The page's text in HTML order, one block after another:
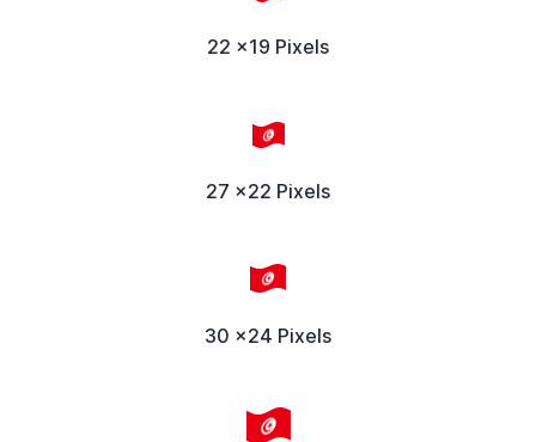
22 x19 Pixels
27 x22 Pixels
30 x24 Pixels